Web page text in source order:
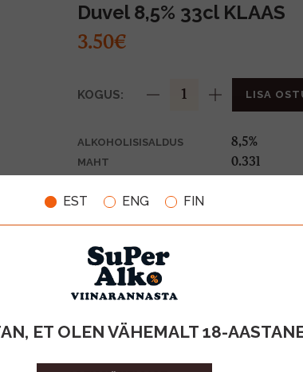
EST ENG FIN
ET OLEN VÄHEMALT 18-
Duvel 8,5% 33cl KLAAS
3.50€
KOGUS: LISA
ALKOHOLISISALDUS 8,5%
MAHT 0.33l
TOOTE LIIK
PANT
KOOD
KOGUS KASTIS